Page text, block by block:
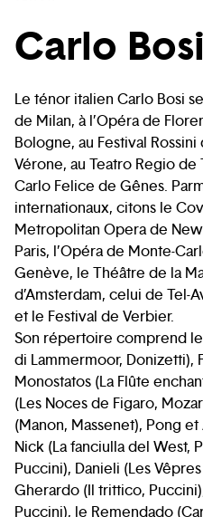
Carlo Bosi
Le ténor italien Carlo Bosi
de Milan, à l’Opéra de
Bologne, au Festival
Vérone, au Teatro Regio
Carlo Felice de Gênes.
internationaux, citons le
Metropolitan Opera de
Paris, l’Opéra de Monte-
Genève, le Théâtre de la
d’Amsterdam, celui de Tel-
et le Festival de Verbier.
Son répertoire comprend
di Lammermoor, Donizetti),
Monostatos (La Flûte
(Les Noces de Figaro,
(Manon, Massenet), Pong
Nick (La fanciulla del West,
Puccini), Danieli (Les
Gherardo (Il trittico,
Puccini), le Remendado